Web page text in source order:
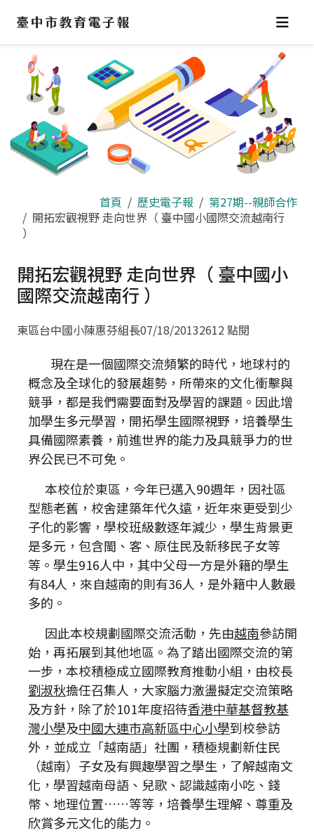
區
首頁 歷史電子報
第27期--親師合作
開拓宏觀視野 走向世界（ 臺中國小國際交流越南行
）
開拓宏觀視野 走向世界（ 臺中國小
國際交流越南行 ）
東區台中國小陳惠芬組長07/18/20132612 點閱
現在是一個國際交流頻繁的時代，地球村的
概念及全球化的發展趨勢，所帶來的文化衝擊與
競爭，都是我們需要面對及學習的課題。因此增
加學生多元學習，開拓學生國際視野，培養學生
具備國際素養，前進世界的能力及具競爭力的世
界公民已不可免。
本校位於東區，今年已邁入90週年，因社區
型態老舊，校舍建築年代久遠，近年來更受到少
子化的影響，學校班級數逐年減少，學生背景更
是多元，包含閩、客、原住民及新移民子女等
等。學生916人中，其中父母一方是外籍的學生
有84人，來自越南的則有36人，是外籍中人數最
多的。
因此本校規劃國際交流活動，先由越南參訪開
始，再拓展到其他地區。為了踏出國際交流的第
一步，本校積極成立國際教育推動小組，由校長
劉淑秋擔任召集人，大家腦力激盪擬定交流策略
及方針，除了於101年度招待香港中華基督教基
灣小學及中國大連市高新區中心小學到校參訪
外，並成立「越南語」社團，積極規劃新住民
（越南）子女及有興趣學習之學生，了解越南文
化，學習越南母語、兒歌、認識越南小吃、錢
幣、地理位置……等等，培養學生理解、尊重及
欣賞多元文化的能力。